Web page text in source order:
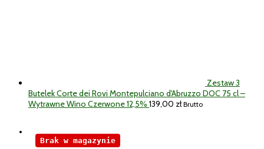
Zestaw 3
Butelek Corte dei Rovi Montepulciano d'Abruzzo DOC 75 cl –
Wytrawne Wino Czerwone 12,5% 139,00 zł Brutto
Brak w magazynie